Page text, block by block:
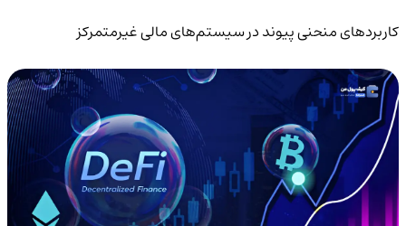
کاربردهای منحنی پیوند در سیستم‌های مالی غیرمتمرکز